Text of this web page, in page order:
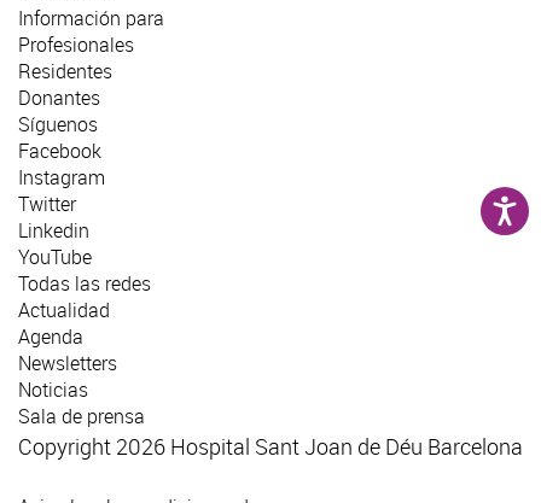
Información para
Profesionales
Residentes
Donantes
Síguenos
Facebook
Instagram
Twitter
Linkedin
YouTube
Todas las redes
Actualidad
Agenda
Newsletters
Noticias
Sala de prensa
Copyright 2026 Hospital Sant Joan de Déu Barcelona